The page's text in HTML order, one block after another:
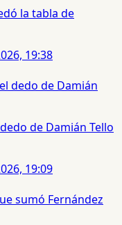
la tabla de
19:38
de Damián Tello
19:09